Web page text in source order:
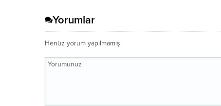
Yorumlar
Henüz yorum yapılmamış.